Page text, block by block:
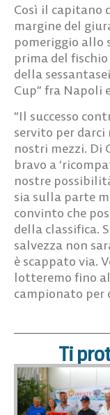
Così il capitano
margine del
pomeriggio allo
prima del
della
Cup” fra Napoli
“Il successo
servito per darci
nostri mezzi. Di
bravo a
nostre
sia sulla parte
convinto che
della classifica.
salvezza non
è scappato via.
lotteremo fino
campionato per
Ti